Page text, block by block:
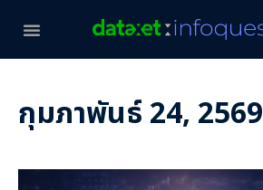
กุมภาพันธ์ 24, 2569